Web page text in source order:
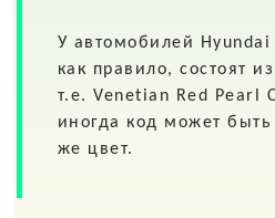
У автомобилей Hyundai
как правило, состоят
т.е. Venetian Red Pearl
иногда код может быть
же цвет.